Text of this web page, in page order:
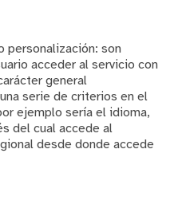
personalización: son
acceder al servicio con
general
serie de criterios en el
ejemplo sería el idioma,
del cual accede al
desde donde accede